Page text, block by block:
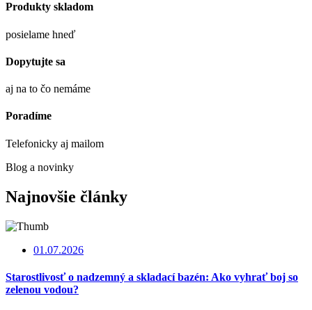
Produkty skladom
posielame hneď
Dopytujte sa
aj na to čo nemáme
Poradíme
Telefonicky aj mailom
Blog a novinky
Najnovšie články
01.07.2026
Starostlivosť o nadzemný a skladací bazén: Ako vyhrať boj so
zelenou vodou?